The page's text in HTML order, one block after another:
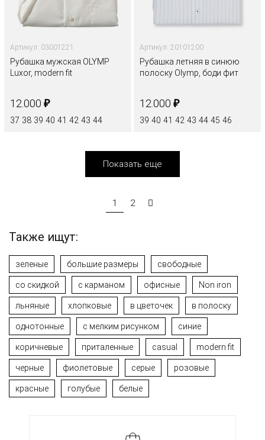
Артикул: 03001221
Рубашка мужская OLYMP
Luxor, modern fit
12.000 ₽
37 38 39 40 41 42 43 44
Артикул: 20101200
Рубашка летняя в синюю
полоску Olymp, боди фит
12.000 ₽
39 40 41 42 43 44 45 46
Показать еще
1 2
Также ищут:
зеленые большие размеры свободные
со скидкой с карманом офисные Non iron
льняные хлопковые в цветочек в полоску
однотонные с мелким рисунком синие
коричневые приталенные casual modern fit
черные фиолетовые серые розовые
красные голубые белые